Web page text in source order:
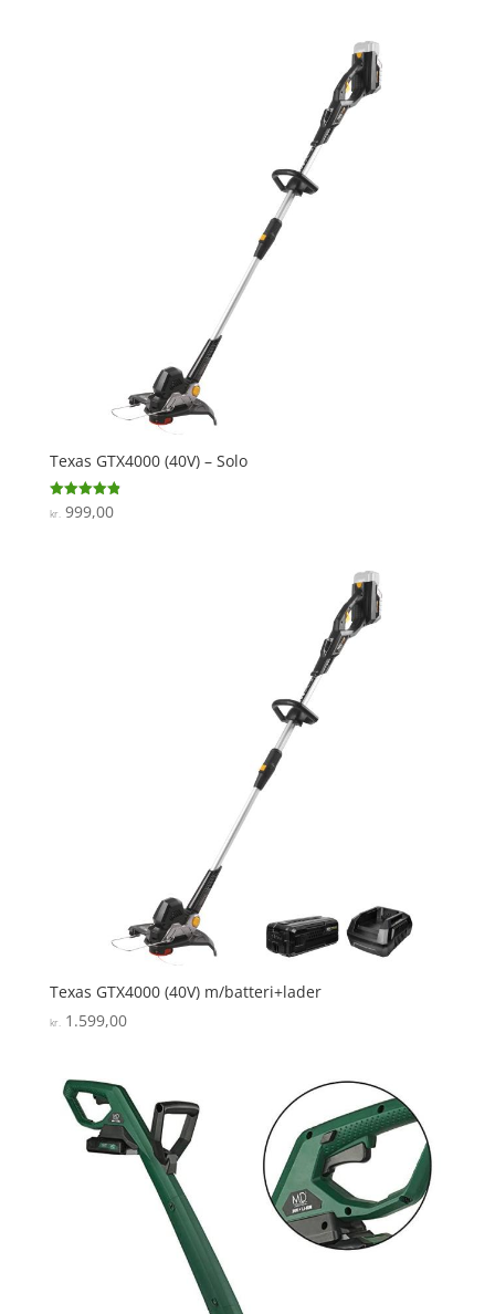
Texas GTX4000 (40V) – Solo
Vurderet
4.9
kr.999,00
Texas GTX4000 (40V) m/batteri+lader
kr. 1.599,00